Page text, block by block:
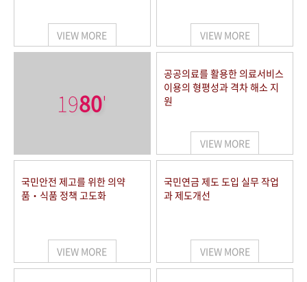
VIEW MORE VIEW MORE
1980'
공공의료를 활용한 의료서비스
이용의 형평성과 격차 해소 지
원
VIEW MORE
국민안전 제고를 위한 의약
품‧식품 정책 고도화
VIEW MORE
국민연금 제도 도입 실무 작업
과 제도개선
VIEW MORE